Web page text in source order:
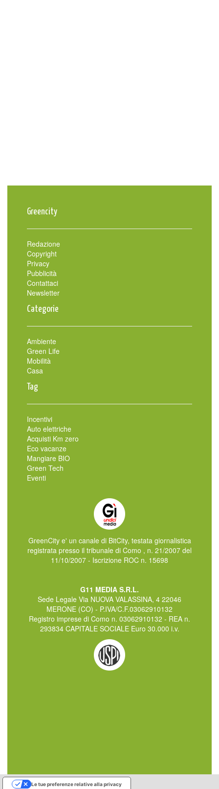
Greencity
Redazione
Copyright
Privacy
Pubblicità
Contattaci
Newsletter
Categorie
Ambiente
Green Life
Mobilità
Casa
Tag
Incentivi
Auto elettriche
Acquisti Km zero
Eco vacanze
Mangiare BIO
Green Tech
Eventi
GreenCity e' un canale di BitCity, testata giornalistica
registrata presso il tribunale di Como , n. 21/2007 del
11/10/2007 - Iscrizione ROC n. 15698
G11 MEDIA S.R.L.
Sede Legale Via NUOVA VALASSINA, 4 22046
MERONE (CO) - P.IVA/C.F.03062910132
Registro imprese di Como n. 03062910132 - REA n.
293834 CAPITALE SOCIALE Euro 30.000 i.v.
Le tue preferenze relative alla privacy